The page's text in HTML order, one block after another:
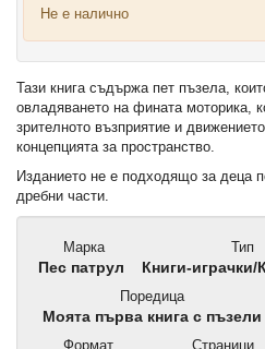
Не е налично
Тази книга съдържа пет пъзела,
овладяването на фината моторика,
зрителното възприятие и
концепцията за пространство.
Изданието не е подходящо за деца
дребни части.
Марка
Пес патрул
Тип
Книги-играчки/
Поредица
Моята първа книга с пъзели
Формат
Страници